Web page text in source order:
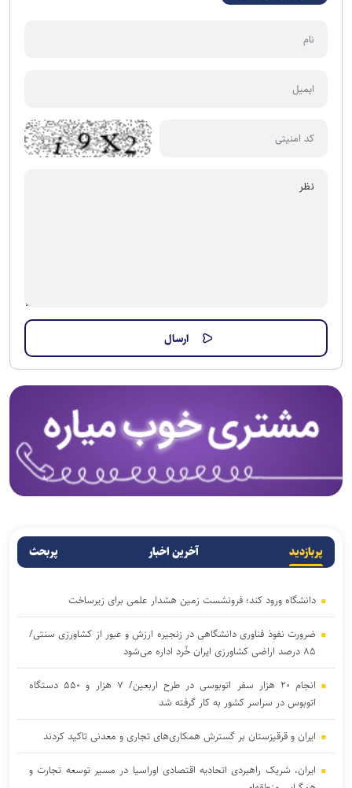
پربازدید آخرین اخبار پربحث
دانشگاه ورود کند؛ فرونشست زمین هشدار علمی برای زیرساخت
ضرورت نفوذ فناوری دانشگاهی در زنجیره ارزش و عبور از کشاورزی سنتی/
۸۵ درصد اراضی کشاورزی ایران خُرد اداره می‌شود
انجام ۲۰ هزار سفر اتوبوسی در طرح اربعین/ ۷ هزار و ۵۵۰ دستگاه
اتوبوس در سراسر کشور به کار گرفته شد
ایران و قرقیزستان بر گسترش همکاری‌های تجاری و معدنی تاکید کردند
ایران، شریک راهبردی اتحادیه اقتصادی اوراسیا در مسیر توسعه تجارت و